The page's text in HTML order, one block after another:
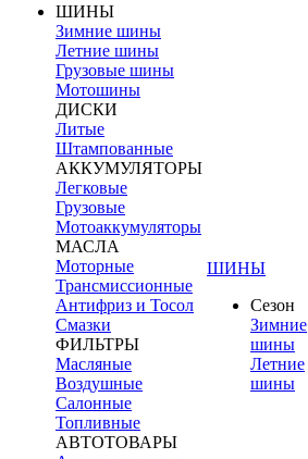
ШИНЫ
Зимние шины
Летние шины
Грузовые шины
Мотошины
ДИСКИ
Литые
Штампованные
АККУМУЛЯТОРЫ
Легковые
Грузовые
Мотоаккумуляторы
МАСЛА
Моторные
Трансмиссионные
Антифриз и Тосол
Смазки
ФИЛЬТРЫ
Масляные
Воздушные
Салонные
Топливные
АВТОТОВАРЫ
ШИНЫ
Сезон
Зимние
шины
Летние
шины